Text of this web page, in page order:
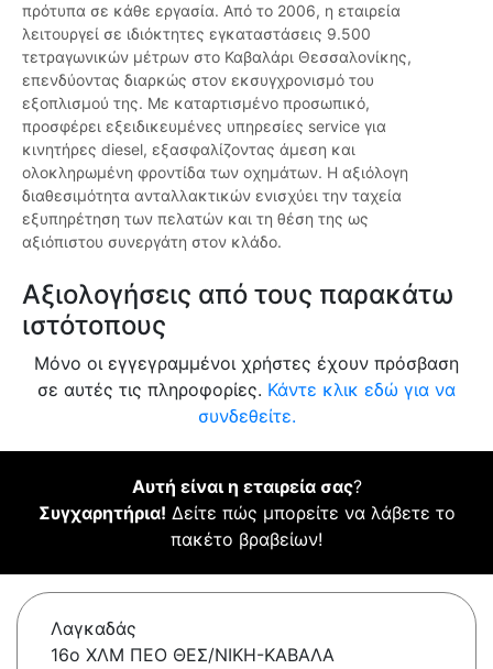
πρότυπα σε κάθε εργασία. Από το 2006, η εταιρεία
λειτουργεί σε ιδιόκτητες εγκαταστάσεις 9.500
τετραγωνικών μέτρων στο Καβαλάρι Θεσσαλονίκης,
επενδύοντας διαρκώς στον εκσυγχρονισμό του
εξοπλισμού της. Με καταρτισμένο προσωπικό,
προσφέρει εξειδικευμένες υπηρεσίες service για
κινητήρες diesel, εξασφαλίζοντας άμεση και
ολοκληρωμένη φροντίδα των οχημάτων. Η αξιόλογη
διαθεσιμότητα ανταλλακτικών ενισχύει την ταχεία
εξυπηρέτηση των πελατών και τη θέση της ως
αξιόπιστου συνεργάτη στον κλάδο.
Αξιολογήσεις από τους παρακάτω
ιστότοπους
Μόνο οι εγγεγραμμένοι χρήστες έχουν πρόσβαση
σε αυτές τις πληροφορίες. Κάντε κλικ εδώ για να
συνδεθείτε.
Αυτή είναι η εταιρεία σας?
Συγχαρητήρια! Δείτε πώς μπορείτε να λάβετε το
πακέτο βραβείων!
Λαγκαδάς
16ο ΧΛΜ ΠΕΟ ΘΕΣ/ΝΙΚΗ-ΚΑΒΑΛΑ